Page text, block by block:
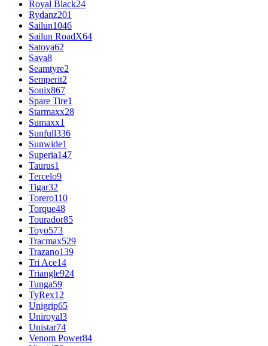
Royal Black24
Rydanz201
Sailun1046
Sailun RoadX64
Satoya62
Sava8
Seamtyre2
Semperit2
Sonix867
Spare Tire1
Starmaxx28
Sumaxx1
Sunfull336
Sunwide1
Superia147
Taurus1
Tercelo9
Tigar32
Torero110
Torque48
Tourador85
Toyo573
Tracmax529
Trazano139
Tri Ace14
Triangle924
Tunga59
TyRex12
Unigrip65
Uniroyal3
Unistar74
Venom Power84